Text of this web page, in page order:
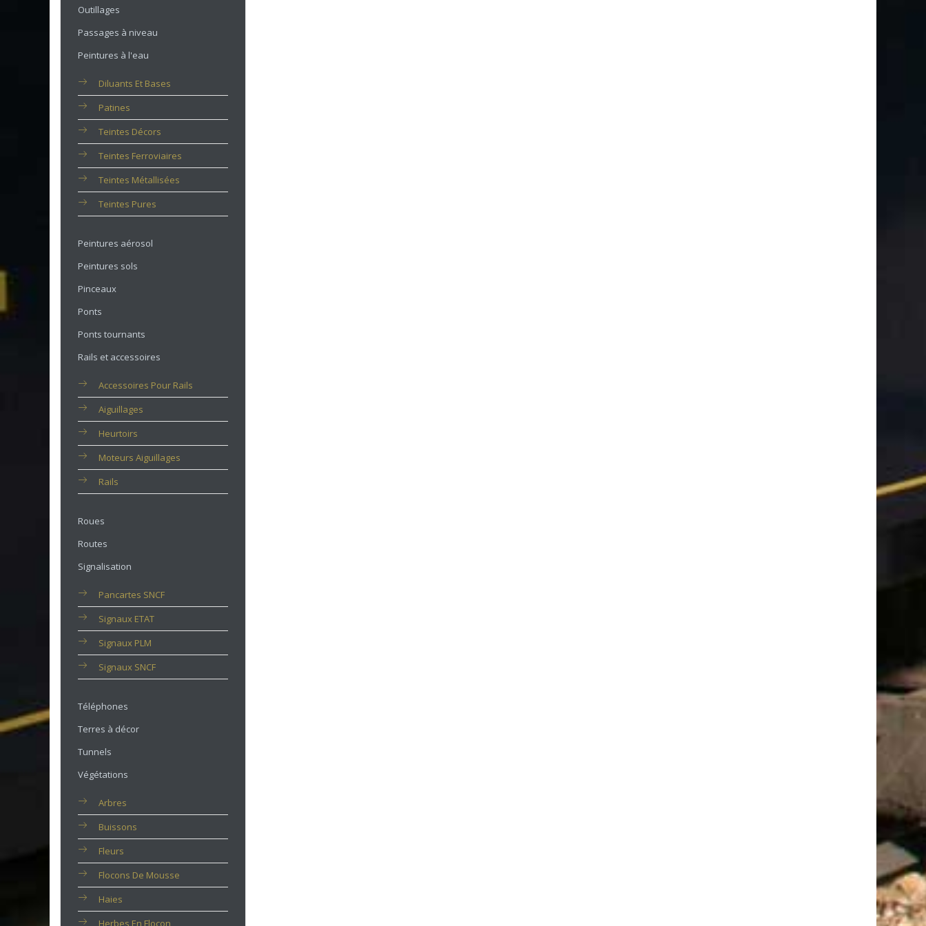
Outillages
Passages à niveau
Peintures à l'eau
Diluants Et Bases
Patines
Teintes Décors
Teintes Ferroviaires
Teintes Métallisées
Teintes Pures
Peintures aérosol
Peintures sols
Pinceaux
Ponts
Ponts tournants
Rails et accessoires
Accessoires Pour Rails
Aiguillages
Heurtoirs
Moteurs Aiguillages
Rails
Roues
Routes
Signalisation
Pancartes SNCF
Signaux ETAT
Signaux PLM
Signaux SNCF
Téléphones
Terres à décor
Tunnels
Végétations
Arbres
Buissons
Fleurs
Flocons De Mousse
Haies
Herbes En Flocon